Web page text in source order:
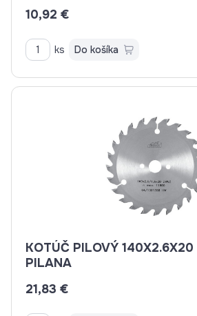
10,92 €
ks Do košíka
KOTÚČ PILOVÝ
PILANA
21,83 €